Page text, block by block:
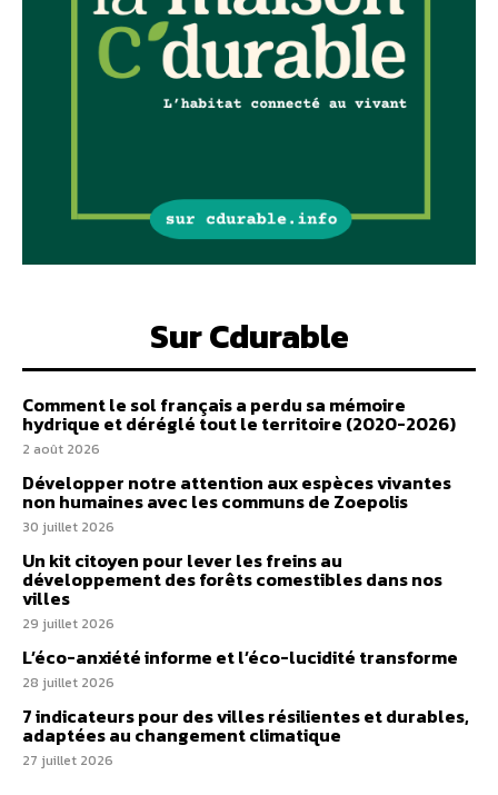
Sur Cdurable
Comment le sol français a perdu sa mémoire
hydrique et déréglé tout le territoire (2020-2026)
2 août 2026
Développer notre attention aux espèces vivantes
non humaines avec les communs de Zoepolis
30 juillet 2026
Un kit citoyen pour lever les freins au
développement des forêts comestibles dans nos
villes
29 juillet 2026
L’éco-anxiété informe et l’éco-lucidité transforme
28 juillet 2026
7 indicateurs pour des villes résilientes et durables,
adaptées au changement climatique
27 juillet 2026